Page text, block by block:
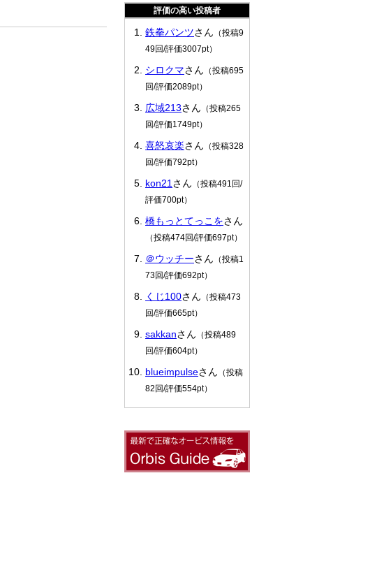
評価の高い投稿者
鉄拳パンツさん （投稿9
49回/評価3007pt）
シロクマさん （投稿695
回/評価2089pt）
広域213さん （投稿265
回/評価1749pt）
喜怒哀楽さん （投稿328
回/評価792pt）
kon21 さん （投稿491回/
評価700pt）
橋もっとてっこをさん
（投稿474回/評価697pt）
＠ウッチーさん （投稿1
73回/評価692pt）
くじ100さん （投稿473
回/評価665pt）
sakkanさん （投稿489
回/評価604pt）
blueimpulseさん （投稿
82回/評価554pt）